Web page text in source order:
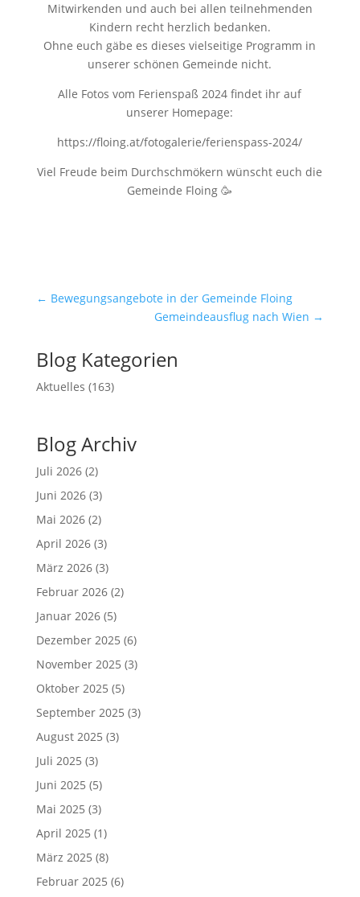
Mitwirkenden und auch bei allen teilnehmenden
Kindern recht herzlich bedanken.
Ohne euch gäbe es dieses vielseitige Programm in
unserer schönen Gemeinde nicht.
Alle Fotos vom Ferienspaß 2024 findet ihr auf
unserer Homepage:
https://floing.at/fotogalerie/ferienspass-2024/
Viel Freude beim Durchschmökern wünscht euch die
Gemeinde Floing 🥳
← Bewegungsangebote in der Gemeinde Floing
Gemeindeausflug nach Wien →
Blog Kategorien
Aktuelles (163)
Blog Archiv
Juli 2026(2)
Juni 2026(3)
Mai 2026(2)
April 2026(3)
März 2026(3)
Februar 2026(2)
Januar 2026(5)
Dezember 2025 (6)
November 2025 (3)
Oktober 2025 (5)
September 2025 (3)
August 2025 (3)
Juli 2025 (3)
Juni 2025 (5)
Mai 2025 (3)
April 2025 (1)
März 2025 (8)
Februar 2025 (6)